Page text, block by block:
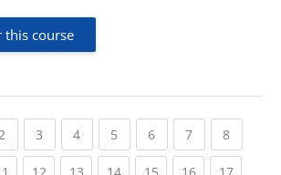
this course
(current)
3 (current)
4(current)
5 (current)
6(current)
7(current)
8(current)
(current)(current)(current)(current)(current)(current)